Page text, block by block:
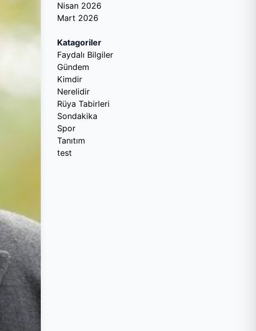
Nisan 2026
Mart 2026
Katagoriler
Faydalı Bilgiler
Gündem
Kimdir
Nerelidir
Rüya Tabirleri
Sondakika
Spor
Tanıtım
test